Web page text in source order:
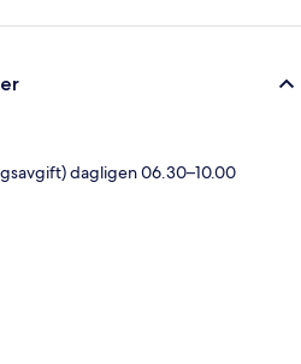
dagligen 06.30–10.00